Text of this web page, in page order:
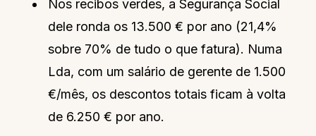
Nos recibos verdes, a Segurança Social
dele ronda os 13.500 € por ano (21,4%
sobre 70% de tudo o que fatura). Numa
Lda, com um salário de gerente de 1.500
€/mês, os descontos totais ficam à volta
de 6.250 € por ano.